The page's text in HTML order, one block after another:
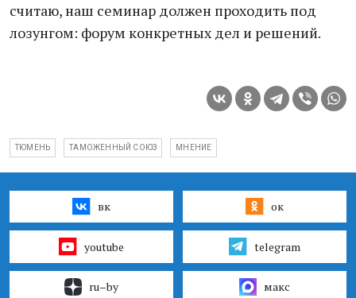
считаю, наш семинар должен проходить под
лозунгом: форум конкретных дел и решений.
ТЮМЕНЬ ТАМОЖЕННЫЙ СОЮЗ МНЕНИЕ
вк ок
youtube telegram
ru–by макс